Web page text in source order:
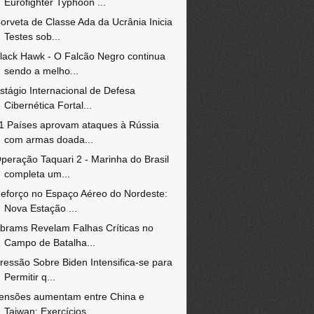
de Classe Ada da Ucrânia Inicia
Testes sob...
Hawk - O Falcão Negro continua
sendo a melho...
Internacional de Defesa
Cibernética Fortal...
Países aprovam ataques à Rússia
com armas doada...
Taquari 2 - Marinha do Brasil
completa um...
no Espaço Aéreo do Nordeste:
Nova Estação ...
Revelam Falhas Críticas no
Campo de Batalha...
Sobre Biden Intensifica-se para
Permitir q...
aumentam entre China e
Taiwan: Exercícios ...